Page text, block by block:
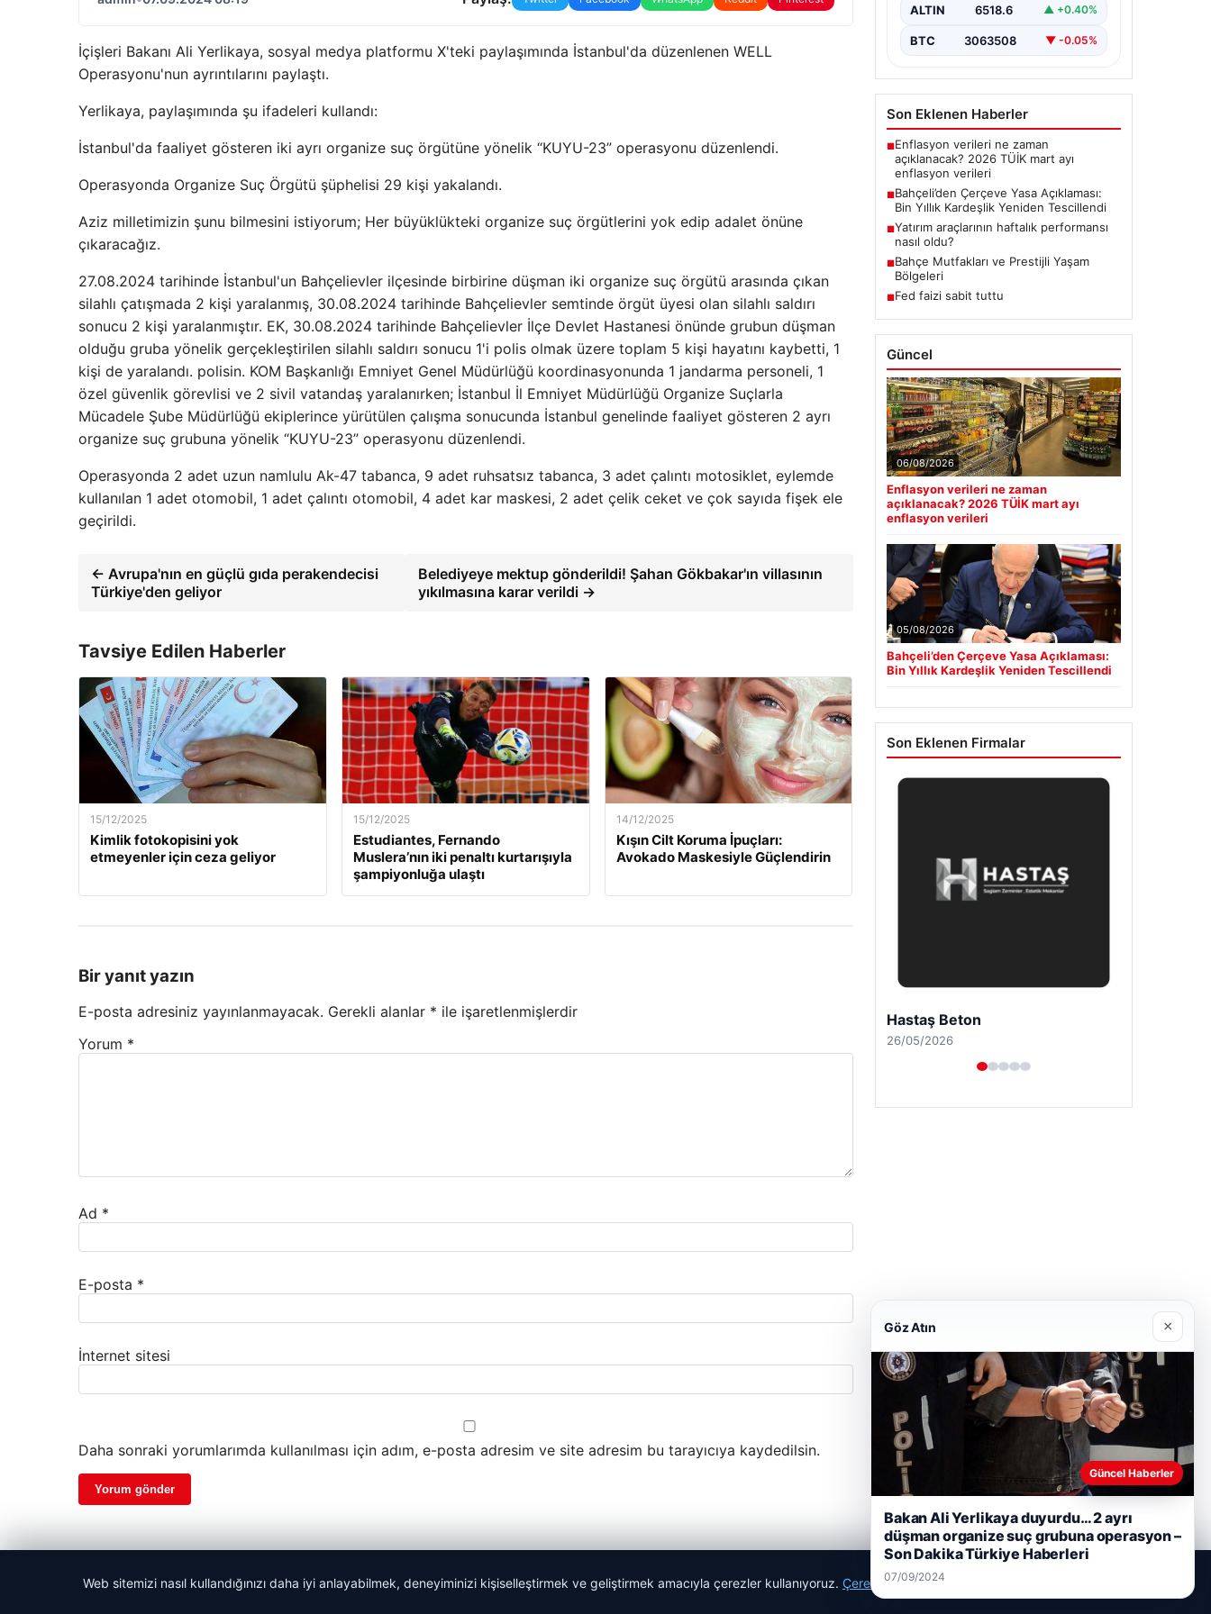
İçişleri Bakanı Ali Yerlikaya, sosyal medya platformu X'teki paylaşımında İstanbul'da düzenlenen WELL
Operasyonu'nun ayrıntılarını paylaştı.
Yerlikaya, paylaşımında şu ifadeleri kullandı:
İstanbul'da faaliyet gösteren iki ayrı organize suç örgütüne yönelik “KUYU-23” operasyonu düzenlendi.
Operasyonda Organize Suç Örgütü şüphelisi 29 kişi yakalandı.
Aziz milletimizin şunu bilmesini istiyorum; Her büyüklükteki organize suç örgütlerini yok edip adalet önüne
çıkaracağız.
27.08.2024 tarihinde İstanbul'un Bahçelievler ilçesinde birbirine düşman iki organize suç örgütü arasında çıkan
silahlı çatışmada 2 kişi yaralanmış, 30.08.2024 tarihinde Bahçelievler semtinde örgüt üyesi olan silahlı saldırı
sonucu 2 kişi yaralanmıştır. EK, 30.08.2024 tarihinde Bahçelievler İlçe Devlet Hastanesi önünde grubun düşman
olduğu gruba yönelik gerçekleştirilen silahlı saldırı sonucu 1'i polis olmak üzere toplam 5 kişi hayatını kaybetti, 1
kişi de yaralandı. polisin. KOM Başkanlığı Emniyet Genel Müdürlüğü koordinasyonunda 1 jandarma personeli, 1
özel güvenlik görevlisi ve 2 sivil vatandaş yaralanırken; İstanbul İl Emniyet Müdürlüğü Organize Suçlarla
Mücadele Şube Müdürlüğü ekiplerince yürütülen çalışma sonucunda İstanbul genelinde faaliyet gösteren 2 ayrı
organize suç grubuna yönelik “KUYU-23” operasyonu düzenlendi.
Operasyonda 2 adet uzun namlulu Ak-47 tabanca, 9 adet ruhsatsız tabanca, 3 adet çalıntı motosiklet, eylemde
kullanılan 1 adet otomobil, 1 adet çalıntı otomobil, 4 adet kar maskesi, 2 adet çelik ceket ve çok sayıda fişek ele
geçirildi.
← Avrupa'nın en güçlü gıda perakendecisi
Türkiye'den geliyor
Belediyeye mektup gönderildi! Şahan Gökbakar'ın villasının
yıkılmasına karar verildi →
Tavsiye Edilen Haberler
15/12/2025
Kimlik fotokopisini yok
etmeyenler için ceza geliyor
15/12/2025
Estudiantes, Fernando
Muslera’nın iki penaltı kurtarışıyla
şampiyonluğa ulaştı
14/12/2025
Kışın Cilt Koruma İpuçları:
Avokado Maskesiyle Güçlendirin
Bir yanıt yazın
E-posta adresiniz yayınlanmayacak. Gerekli alanlar * ile işaretlenmişlerdir
Yorum *
Ad *
E-posta *
İnternet sitesi
Daha sonraki yorumlarımda kullanılması için adım, e-posta adresim ve site adresim bu tarayıcıya kaydedilsin.
imzalanan…
ALTIN 6518.6 ▲ +0.40%
BTC 3063508 ▼ -0.05%
Son Eklenen Haberler
■Enflasyon verileri ne zaman
açıklanacak? 2026 TÜİK mart ayı
enflasyon verileri
■Bahçeli’den Çerçeve Yasa Açıklaması:
Bin Yıllık Kardeşlik Yeniden Tescillendi
■Yatırım araçlarının haftalık performansı
nasıl oldu?
■Bahçe Mutfakları ve Prestijli Yaşam
Bölgeleri
■Fed faizi sabit tuttu
Güncel
06/08/2026
Enflasyon verileri ne zaman
açıklanacak? 2026 TÜİK mart ayı
enflasyon verileri
05/08/2026
Bahçeli’den Çerçeve Yasa Açıklaması:
Bin Yıllık Kardeşlik Yeniden Tescillendi
Son Eklenen Firmalar
Prenses Night Club
29/04/2026
© 2026 Trend Haberler
Web sitemizi nasıl kullandığınızı daha iyi anlayabilmek, deneyiminizi kişiselleştirmek ve geliştirmek amacıyla çerezler kullanıyoruz. Çerez Politikamız
Göz Atın ×
Güncel Haberler
Bakan Ali Yerlikaya duyurdu… 2 ayrı
düşman organize suç grubuna operasyon –
Son Dakika Türkiye Haberleri
07/09/2024